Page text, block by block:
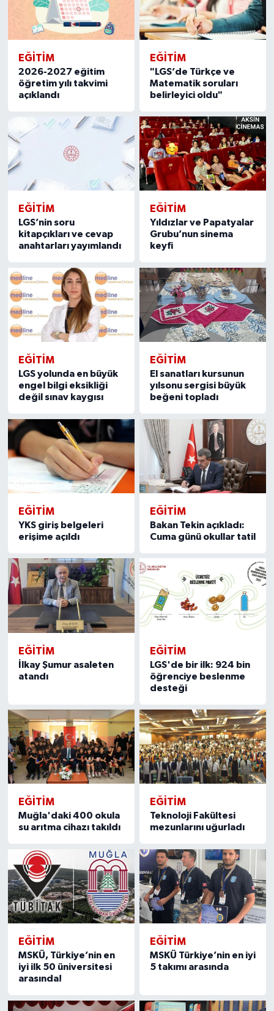
EĞITIM
2026-2027 eğitim
öğretim yılı takvimi
açıklandı
EĞITIM
"LGS’de Türkçe ve
Matematik soruları
belirleyici oldu"
EĞITIM
LGS’nin soru
kitapçıkları ve cevap
anahtarları yayımlandı
EĞITIM
Yıldızlar ve Papatyalar
Grubu’nun sinema
keyfi
EĞITIM
LGS yolunda en büyük
engel bilgi eksikliği
değil sınav kaygısı
EĞITIM
El sanatları kursunun
yılsonu sergisi büyük
beğeni topladı
EĞITIM
YKS giriş belgeleri
erişime açıldı
EĞITIM
Bakan Tekin açıkladı:
Cuma günü okullar tatil
EĞITIM
İlkay Şumur asaleten
atandı
EĞITIM
LGS'de bir ilk: 924 bin
öğrenciye beslenme
desteği
EĞITIM
Muğla'daki 400 okula
su arıtma cihazı takıldı
EĞITIM
Teknoloji Fakültesi
mezunlarını uğurladı
EĞITIM
MSKÜ, Türkiye’nin en
iyi ilk 50 üniversitesi
arasında!
EĞITIM
MSKÜ Türkiye’nin en iyi
5 takımı arasında